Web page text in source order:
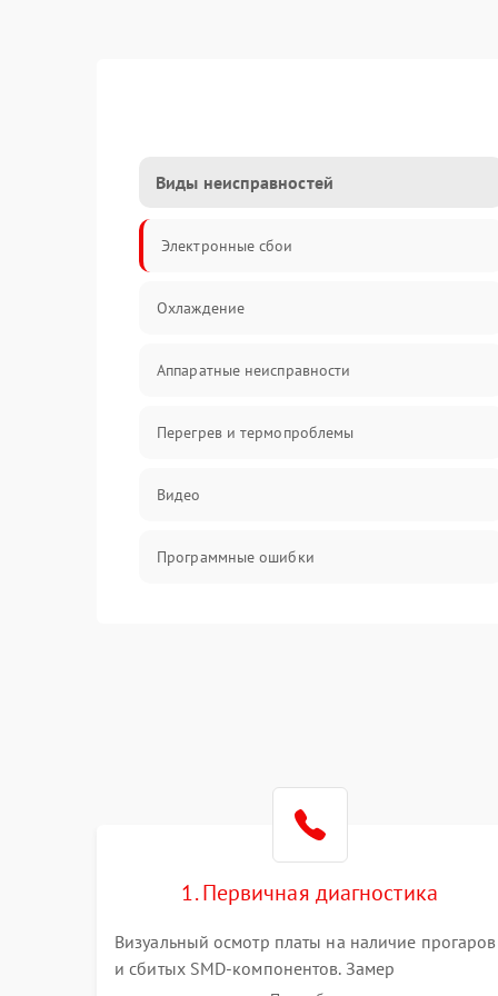
Виды неисправностей
Электронные сбои
Охлаждение
Аппаратные неисправности
Перегрев и термопроблемы
Видео
Программные ошибки
Электронные компоненты
Интерфейсы
1. Первичная диагностика
Визуальный осмотр платы на наличие прогаров
и сбитых SMD-компонентов. Замер